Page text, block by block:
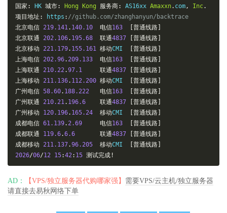
国家:
HK 城市: Hong Kong 服务商: AS16xx Amaxxn. com, Inc.
项目地址:
https : //github.com/zhanghanyun/backtrace
北京电信 219.141. 140.10 电信163
[普通线路]
北京联通 202.106. 195.68 联通4837
[普通线路]
北京移动 221.179. 155.161 移动CMI
[普通线路]
上海电信 202.96.209.133 电信163
[普通线路]
上海联通 210.22.97.1 联通4837
[普通线路]
上海移动 211.136. 112.200 移动CMI
[普通线路]
广州电信 58.60. 188.222 电信163
[普通线路]
广州联通 210.21. 196.6 联通4837
[普通线路]
广州移动
120.196. 165.24 移动CMI
[普通线路]
成都电信 61.139.2.69 电信163
[普通线路]
成都联通
119.6.6.6 联通4837
[普通线路]
成都移动 211.137.96.205 移动CMI
[普通线路]
2026/06/12 15:42: 15 测试完成!
AD： 【VPS/独立服务器代购哪家强】 需要VPS/云主机/独立服务器
请直接去易秋网络下单